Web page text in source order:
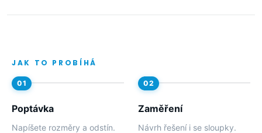
JAK TO PROBÍHÁ
Poptávka
Napíšete rozměry a odstín.
Zaměření
Návrh řešení i se sloupky.